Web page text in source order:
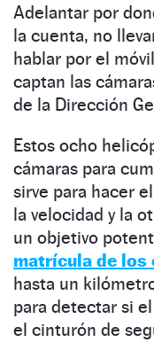
Adelantar por
la cuenta, no
hablar por el
captan las
de la Dirección
Estos ocho
cámaras para
sirve para hacer
la velocidad y la
un objetivo
matrícula de los
hasta un
para detectar si
el cinturón de